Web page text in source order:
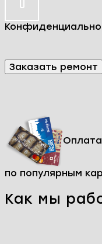
Заказать ремонт
по популярным
Как мы